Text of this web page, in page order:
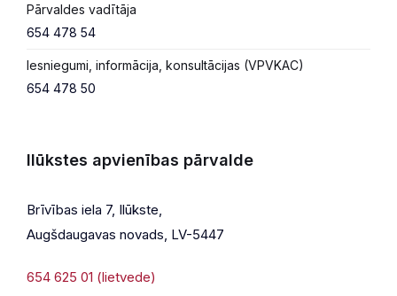
Pārvaldes vadītāja
654 478 54
Iesniegumi, informācija, konsultācijas (VPVKAC)
654 478 50
Ilūkstes apvienības pārvalde
Brīvības iela 7, Ilūkste,
Augšdaugavas novads, LV-5447
654 625 01 (lietvede)